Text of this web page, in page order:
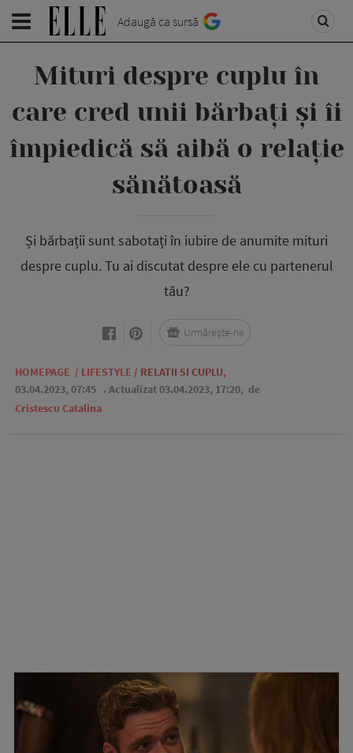
Adaugă ca sursă
Mituri despre cuplu în
care cred unii bărbați și îi
împiedică să aibă o relație
sănătoasă
Și bărbații sunt sabotați în iubire de anumite mituri
despre cuplu. Tu ai discutat despre ele cu partenerul
tău?
HOMEPAGE / LIFESTYLE / RELATII SI CUPLU,
03.04.2023, 07:45 . Actualizat 03.04.2023, 17:20, de
Cristescu Catalina
Urmărește-ne